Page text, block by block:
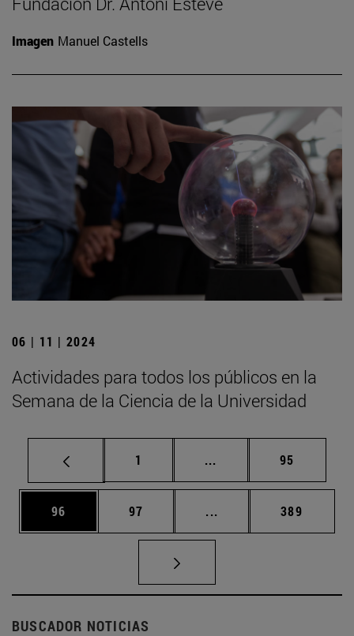
Imagen Manuel Castells
06 | 11 | 2024
Actividades para todos los públicos en la
Semana de la Ciencia de la Universidad
Página
1 ... Páginas intermedias
Página
95
Página
96 Página
97 ... Páginas intermedias
Página
389
BUSCADOR NOTICIAS